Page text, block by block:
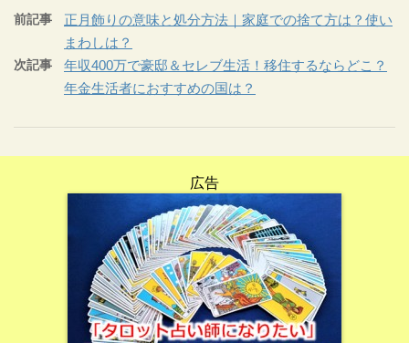
前記事
正月飾りの意味と処分方法｜家庭での捨て方は？使い
まわしは？
次記事
年収400万で豪邸＆セレブ生活！移住するならどこ？
年金生活者におすすめの国は？
広告